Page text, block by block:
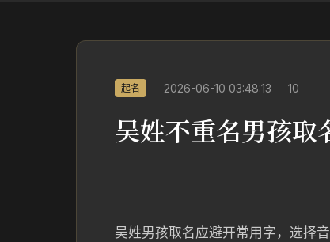
起名 2026-06-10 03:48:13 10
吴姓不重名男孩取
吴姓男孩取名应避开常用字，选择